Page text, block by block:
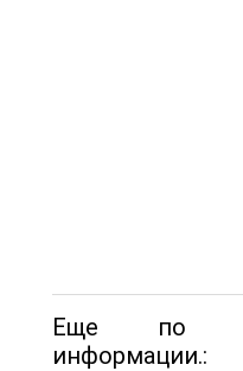
Еще по
информации.: